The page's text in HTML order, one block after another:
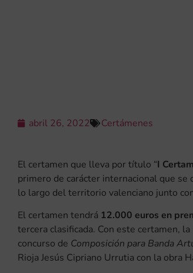
abril 26, 2022 Certámenes
El certamen que lleva por título “I
primero de carácter internacional que se
lo largo del territorio valenciano junto
El certamen tendrá 12.000 euros en
tercera clasificada. Con este certamen,
concurso de Composición para Banda
Rioja Jesús Cipriano Urrutia con la obra